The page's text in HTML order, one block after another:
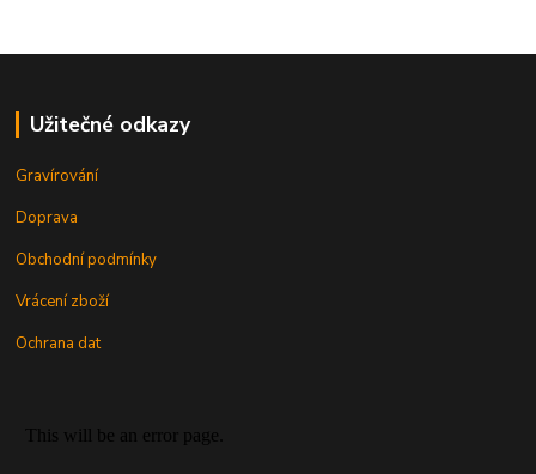
Užitečné odkazy
Gravírování
Doprava
Obchodní podmínky
Vrácení zboží
Ochrana dat